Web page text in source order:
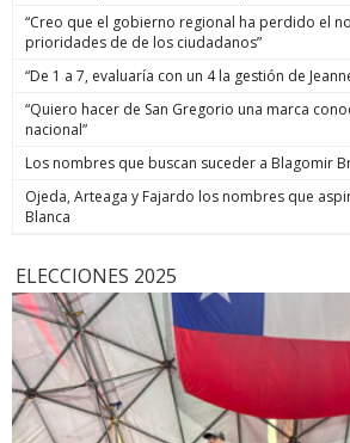
“Creo que el gobierno regional ha perdido el
prioridades de de los ciudadanos”
“De 1 a 7, evaluaría con un 4 la gestión de
“Quiero hacer de San Gregorio una marca
nacional”
Los nombres que buscan suceder a Blagomir
Ojeda, Arteaga y Fajardo los nombres que
Blanca
ELECCIONES 2025